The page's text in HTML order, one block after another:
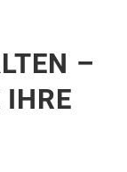
–
IHRE